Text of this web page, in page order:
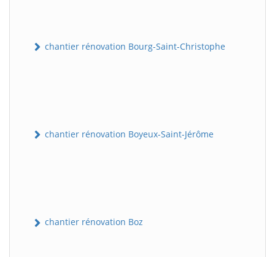
chantier rénovation Bourg-Saint-Christophe
chantier rénovation Boyeux-Saint-Jérôme
chantier rénovation Boz